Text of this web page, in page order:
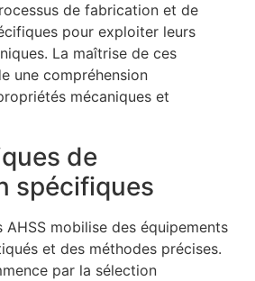
de fabrication et de
pour exploiter leurs
La maîtrise de ces
une compréhension
mécaniques et
de
spécifiques
mobilise des équipements
et des méthodes précises.
par la sélection